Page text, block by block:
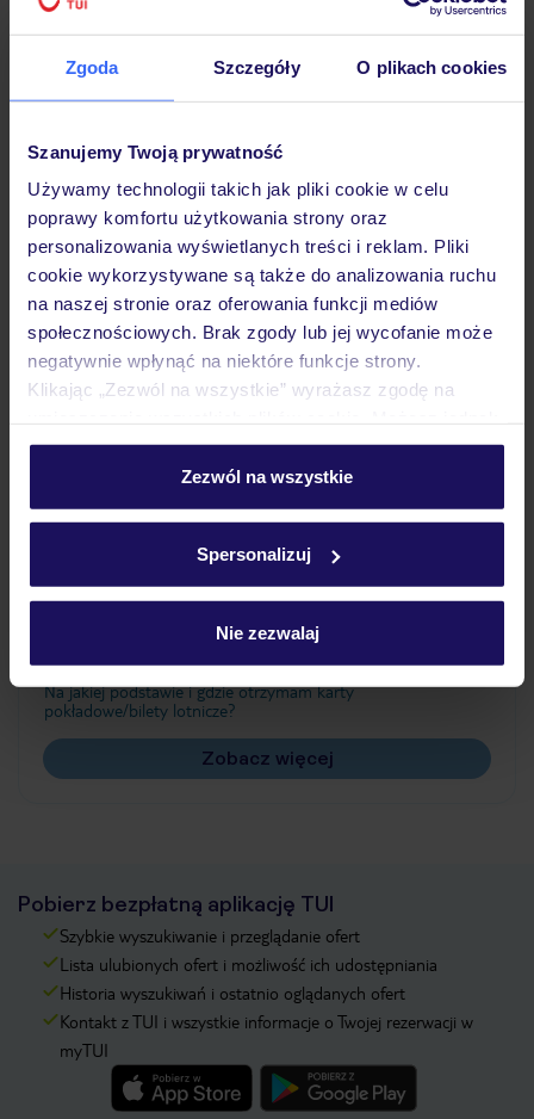
Zgoda Szczegóły O plikach cookies
Szanujemy Twoją prywatność
Używamy technologii takich jak pliki cookie w celu
poprawy komfortu użytkowania strony oraz
personalizowania wyświetlanych treści i reklam. Pliki
cookie wykorzystywane są także do analizowania ruchu
na naszej stronie oraz oferowania funkcji mediów
społecznościowych. Brak zgody lub jej wycofanie może
negatywnie wpłynąć na niektóre funkcje strony.
Klikając „Zezwól na wszystkie” wyrażasz zgodę na
personalizować swój wybór wchodząc w zakładkę
Szczegółowe informacje o plikach cookie znajdziesz
Zezwól na wszystkie
Spersonalizuj
Nie zezwalaj
Pokoje
Wyżywienie
Atrakcje
Ważne informacje
Często zadawane pytania
Jak zmienić uczestników/osobę zgłaszającą?
Czy w Hotelu będzie przedstawiciel TUI?
Na jakiej podstawie i gdzie otrzymam karty
pokładowe/bilety lotnicze?
Zobacz więcej
Pobierz bezpłatną aplikację TUI
Szybkie wyszukiwanie i przeglądanie ofert
Lista ulubionych ofert i możliwość ich udostępniania
Historia wyszukiwań i ostatnio oglądanych ofert
Kontakt z TUI i wszystkie informacje o Twojej rezerwacji w
myTUI